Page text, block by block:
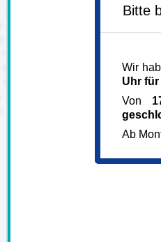
Bitte
Wir
Uhr
Von
Ab